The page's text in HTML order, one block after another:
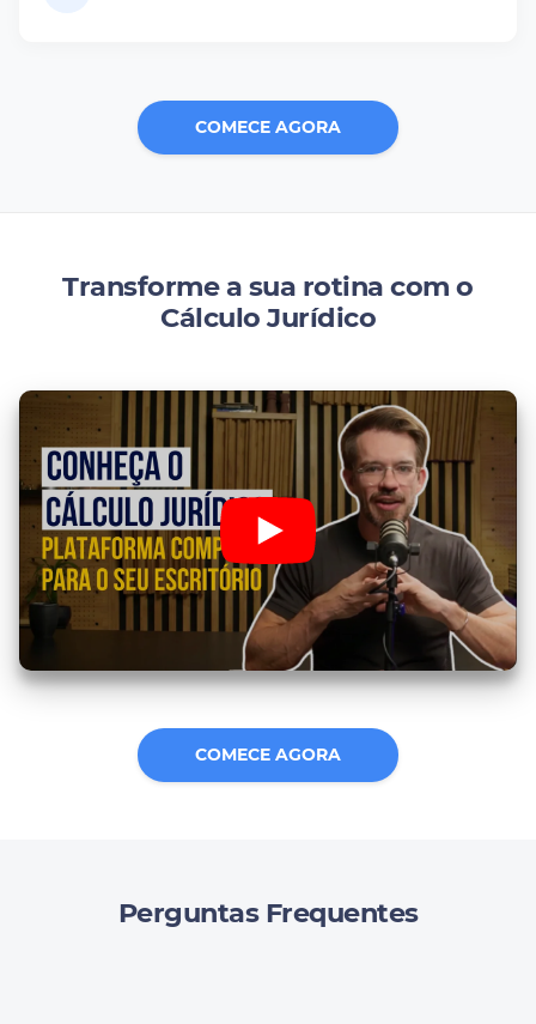
COMECE AGORA
Transforme a sua rotina com o
Cálculo Jurídico
COMECE AGORA
Perguntas Frequentes